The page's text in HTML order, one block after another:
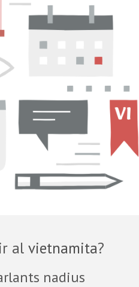
al vietnamita?
nadius